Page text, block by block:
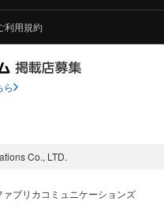
利用規約
ら
Co., LTD.
ブリカコミュニケーションズ